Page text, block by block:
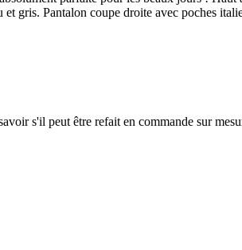
gris. Pantalon coupe droite avec poches
s'il peut être refait en commande sur